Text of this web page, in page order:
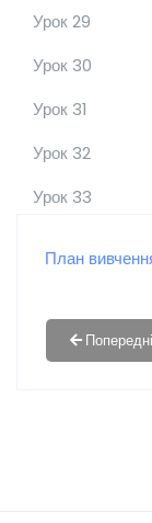
Урок 29
Урок 30
Урок 31
Урок 32
Урок 33
План